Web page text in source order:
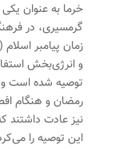
خرما به عنوان
گرمسیری، در
زمان پیامبر
و انرژی‌بخش
توصیه شده است و
رمضان و هنگام
نیز عادت داشتند
این توصیه را